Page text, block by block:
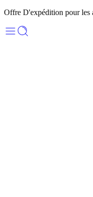
Offre D'expédition pour les